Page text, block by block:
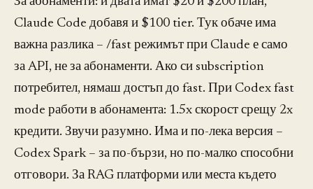
Claude Code добавя и $100 tier. Тук обаче има
важна разлика – /fast режимът при Claude е само
за API, не за абонаменти. Ако си subscription
потребител, нямаш достъп до fast. При Codex fast
mode работи в абонамента: 1.5x скорост срещу 2x
кредити. Звучи разумно. Има и по-лека версия –
Codex Spark – за по-бързи, но по-малко способни
отговори. За RAG платформи или места където